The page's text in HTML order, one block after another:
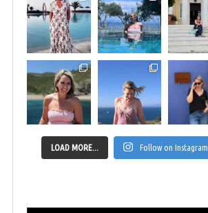
LOAD MORE... Follow on Instagram